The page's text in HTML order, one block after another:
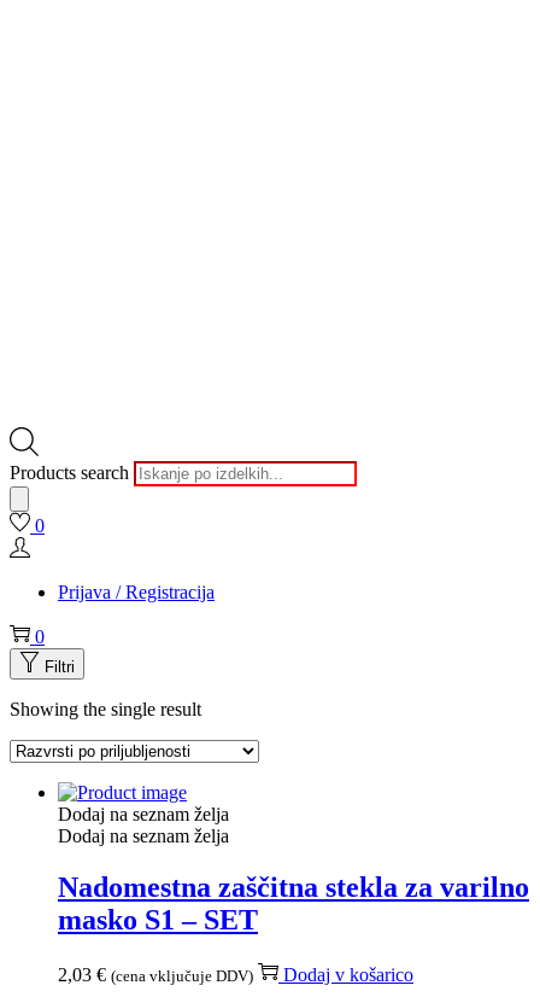
Products search
0
Prijava / Registracija
0
Filtri
Showing the single result
Dodaj na seznam želja
Dodaj na seznam želja
Nadomestna zaščitna stekla za varilno
masko S1 – SET
2,03 € (cena vključuje DDV) Dodaj v košarico